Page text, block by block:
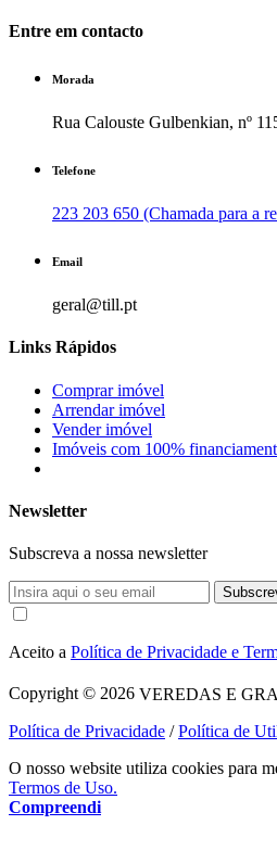
Entre em contacto
Morada
Rua Calouste Gulbenkian, nº
Telefone
223 203 650 (Chamada para a
Email
geral@till.pt
Links Rápidos
Comprar imóvel
Arrendar imóvel
Vender imóvel
Imóveis com 100%
Newsletter
Subscreva a nossa newsletter
Aceito a Política de Privacidade e
Copyright © 2026 VEREDAS E
Política de Privacidade /Política de
O nosso website utiliza cookies para
Termos de Uso.
Compreendi